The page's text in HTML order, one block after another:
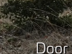
Door